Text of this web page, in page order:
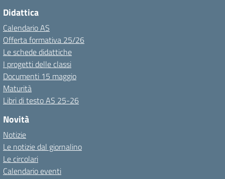
Didattica
Calendario AS
Offerta formativa 25/26
Le schede didattiche
I progetti delle classi
Documenti 15 maggio
Maturità
Libri di testo AS 25-26
Novità
Notizie
Le notizie dal giornalino
Le circolari
Calendario eventi